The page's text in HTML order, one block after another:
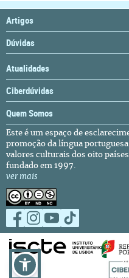
Artigos
Dúvidas
Atualidades
Ciberdúvidas
Quem Somos
Este é um espaço de
promoção da língua
valores culturais dos oito
fundado em 1997.
ver mais